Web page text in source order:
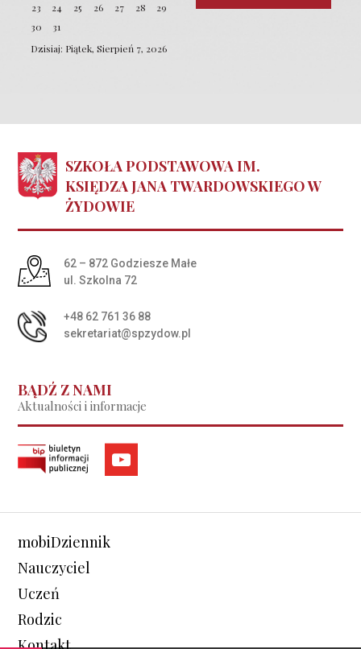
23
24 25 26 27 28
29
30
31
Dzisiaj: Piątek, Sierpień 7, 2026
SZKOŁA PODSTAWOWA IM.
KSIĘDZA JANA TWARDOWSKIEGO W
ŻYDOWIE
Adres pocztowy:
62 – 872 Godziesze Małe
ul. Szkolna 72
+48 62 761 36 88
sekretariat@spzydow.pl
BĄDŹ Z NAMI
Aktualności i informacje
mobiDziennik
Nauczyciel
Uczeń
Rodzic